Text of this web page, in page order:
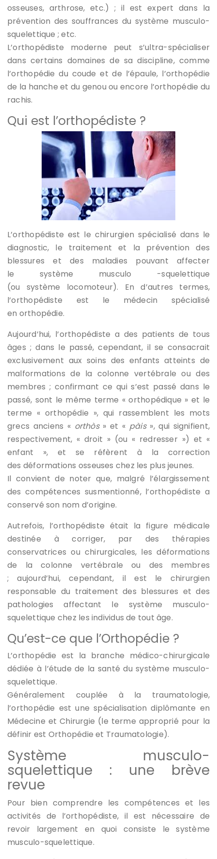
osseuses, arthrose, etc.) ; il est expert dans la
prévention des souffrances du système musculo-
squelettique ; etc.
L’orthopédiste moderne peut s’ultra-spécialiser
dans certains domaines de sa discipline, comme
l’orthopédie du coude et de l’épaule, l’orthopédie
de la hanche et du genou ou encore l’orthopédie du
rachis.
Qui est l’orthopédiste ?
L’orthopédiste est le chirurgien spécialisé dans le
diagnostic, le traitement et la prévention des
blessures et des maladies pouvant affecter
le système musculo -squelettique
(ou système locomoteur). En d’autres termes,
l’orthopédiste est le médecin spécialisé
en orthopédie.
Aujourd’hui, l’orthopédiste a des patients de tous
âges ; dans le passé, cependant, il se consacrait
exclusivement aux soins des enfants atteints de
malformations de la colonne vertébrale ou des
membres ; confirmant ce qui s’est passé dans le
passé, sont le même terme « orthopédique » et le
terme « orthopédie », qui rassemblent les mots
grecs anciens « orthòs» et « pàis», qui signifient,
respectivement, « droit » (ou « redresser ») et «
enfant », et se réfèrent à la correction
des déformations osseuses chez les plus jeunes.
Il convient de noter que, malgré l’élargissement
des compétences susmentionné, l’orthopédiste a
conservé son nom d’origine.
Autrefois, l’orthopédiste était la figure médicale
destinée à corriger, par des thérapies
conservatrices ou chirurgicales, les déformations
de la colonne vertébrale ou des membres
; aujourd’hui, cependant, il est le chirurgien
responsable du traitement des blessures et des
pathologies affectant le système musculo-
squelettique chez les individus de tout âge.
Qu’est-ce que l’Orthopédie ?
L’orthopédie est la branche médico-chirurgicale
dédiée à l’étude de la santé du système musculo-
squelettique.
Généralement couplée à la traumatologie,
l’orthopédie est une spécialisation diplômante en
Médecine et Chirurgie (le terme approprié pour la
définir est Orthopédie et Traumatologie).
Système musculo-
squelettique : une brève
revue
Pour bien comprendre les compétences et les
activités de l’orthopédiste, il est nécessaire de
revoir largement en quoi consiste le système
musculo-squelettique.